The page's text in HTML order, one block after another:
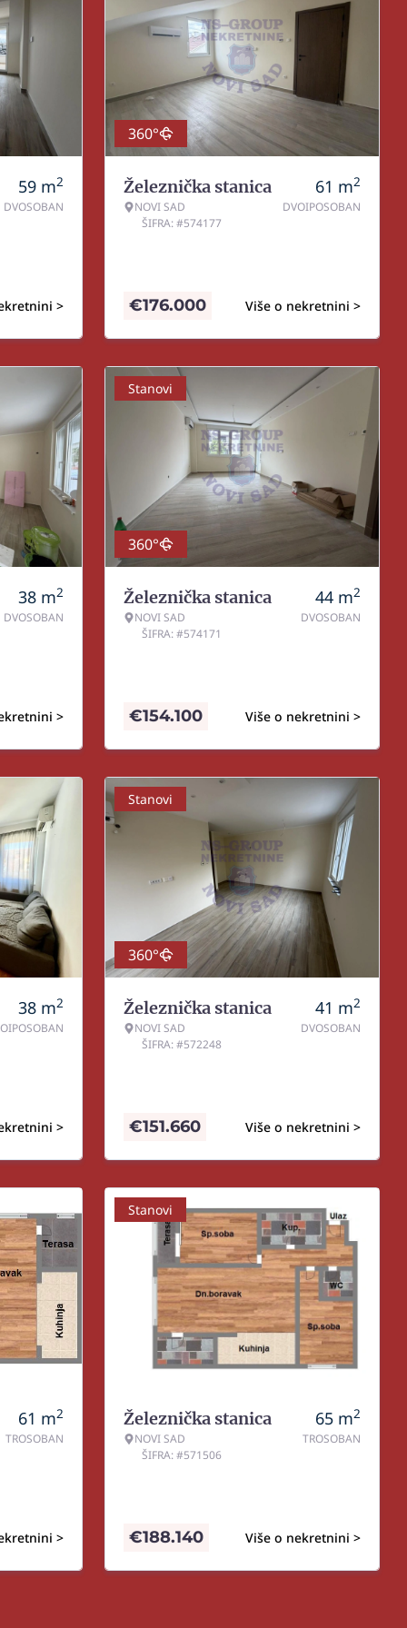
59 m2
DVOSOBAN
>
360°
Železnička stanica
NOVI SAD
ŠIFRA: #574177
61 m2
DVOIPOSOBAN
Više o nekretnini >
€176.000
38 m2
DVOSOBAN
>
Stanovi
360°
Železnička stanica
NOVI SAD
ŠIFRA: #574171
44 m2
DVOSOBAN
Više o nekretnini >
€154.100
38 m2
>
Stanovi
360°
Železnička stanica
NOVI SAD
ŠIFRA: #572248
41 m2
DVOSOBAN
Više o nekretnini >
€151.660
61 m2
TROSOBAN
>
Stanovi
Železnička stanica
NOVI SAD
ŠIFRA: #571506
65 m2
TROSOBAN
Više o nekretnini >
€188.140